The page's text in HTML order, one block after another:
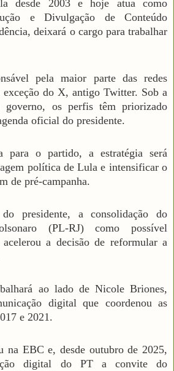
desde 2003 e hoje atua como
e Divulgação de Conteúdo
deixará o cargo para trabalhar
pela maior parte das redes
do X, antigo Twitter. Sob a
governo, os perfis têm priorizado
oficial do presidente.
para o partido, a estratégia será
política de Lula e intensificar o
de pré-campanha.
do presidente, a consolidação do
(PL-RJ) como possível
a decisão de reformular a
ao lado de Nicole Briones,
digital que coordenou as
e 2021.
na EBC e, desde outubro de 2025,
digital do PT a convite do